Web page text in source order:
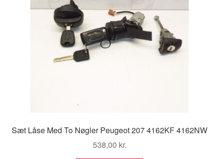
Sæt Låse Med To Nøgler Peugeot 207 4162KF 4162NW
538,00 kr.